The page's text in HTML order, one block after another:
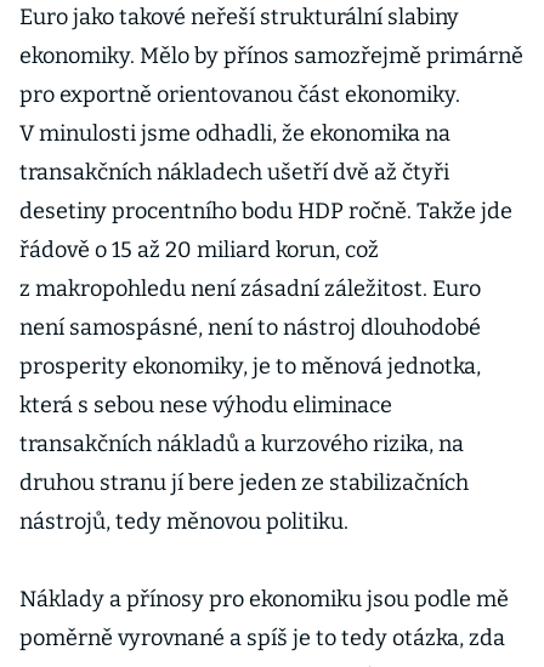
Euro jako takové neřeší strukturální slabiny
ekonomiky. Mělo by přínos samozřejmě primárně
pro exportně orientovanou část ekonomiky.
V minulosti jsme odhadli, že ekonomika na
transakčních nákladech ušetří dvě až čtyři
desetiny procentního bodu HDP ročně. Takže jde
řádově o 15 až 20 miliard korun, což
z makropohledu není zásadní záležitost. Euro
není samospásné, není to nástroj dlouhodobé
prosperity ekonomiky, je to měnová jednotka,
která s sebou nese výhodu eliminace
transakčních nákladů a kurzového rizika, na
druhou stranu jí bere jeden ze stabilizačních
nástrojů, tedy měnovou politiku.
Náklady a přínosy pro ekonomiku jsou podle mě
poměrně vyrovnané a spíš je to tedy otázka, zda